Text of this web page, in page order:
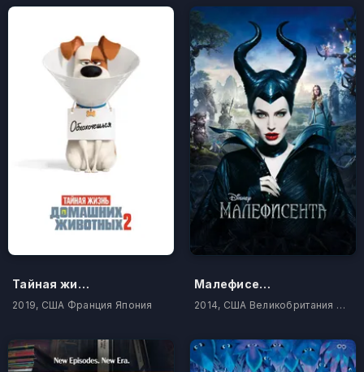
Тайная жизнь домашних животных 2
2019, США Франция Япония
Малефисента
2014, США Великобритания Канада